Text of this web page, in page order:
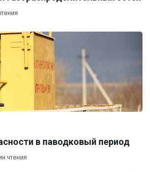
в паводковый период
чтения